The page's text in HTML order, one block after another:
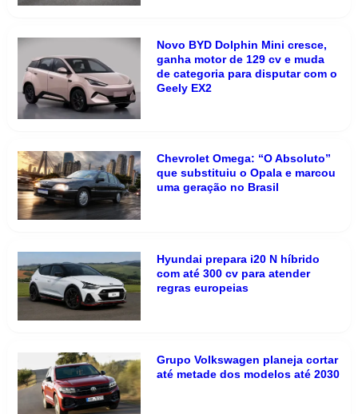
Novo BYD Dolphin Mini cresce,
ganha motor de 129 cv e muda
de categoria para disputar com o
Geely EX2
Chevrolet Omega: “O Absoluto”
que substituiu o Opala e marcou
uma geração no Brasil
Hyundai prepara i20 N híbrido
com até 300 cv para atender
regras europeias
Grupo Volkswagen planeja cortar
até metade dos modelos até 2030